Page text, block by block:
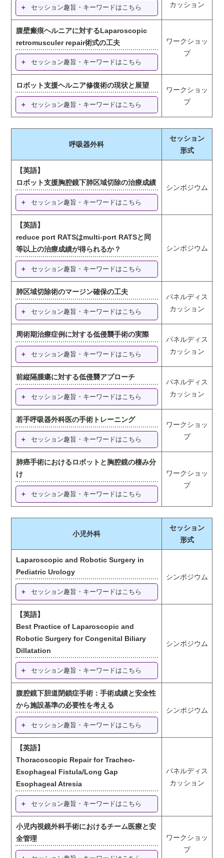
セッション趣旨・キーワードはこちら
カッション
腹壁瘢痕ヘルニアに対するLaparoscopic
retromusculer repair術式の工夫
セッション趣旨・キーワードはこちら
ワークショッ
プ
ロボット支援ヘルニア修復術の現状と展望
セッション趣旨・キーワードはこちら
ワークショッ
プ
呼吸器外科
セッション
形式
【英語】
ロボット支援胸腔鏡下肺区域切除の治療成績
セッション趣旨・キーワードはこちら
シンポジウム
【英語】
reduce port RATSはmulti-port RATSと同
等以上の治療成績が得られるか？
セッション趣旨・キーワードはこちら
シンポジウム
肺区域切除術のマージン確保の工夫
セッション趣旨・キーワードはこちら
パネルディス
カッション
周術期治療症例に対する低侵襲手術の実際
セッション趣旨・キーワードはこちら
パネルディス
カッション
前縦隔腫瘍に対する低侵襲アプローチ
セッション趣旨・キーワードはこちら
パネルディス
カッション
若手呼吸器外科医の手術トレーニング
セッション趣旨・キーワードはこちら
ワークショッ
プ
肺癌手術におけるロボットと胸腔鏡の棲み分
け
セッション趣旨・キーワードはこちら
ワークショッ
プ
小児外科
セッション
形式
Laparoscopic and Robotic Surgery in
Pediatric Urology
セッション趣旨・キーワードはこちら
シンポジウム
【英語】
Best Practice of Laparoscopic and
Robotic Surgery for Congenital Biliary
Dillatation
セッション趣旨・キーワードはこちら
シンポジウム
腹腔鏡下胆道閉鎖症手術：手術成績と安全性
から施設基準の必要性を考える
セッション趣旨・キーワードはこちら
シンポジウム
【英語】
Thoracoscopic Repair for Tracheo-
Esophageal Fistula/Long Gap
Esophageal Atresia
セッション趣旨・キーワードはこちら
パネルディス
カッション
小児内視鏡外科手術におけるチーム医療と安
全管理
ワークショッ
プ